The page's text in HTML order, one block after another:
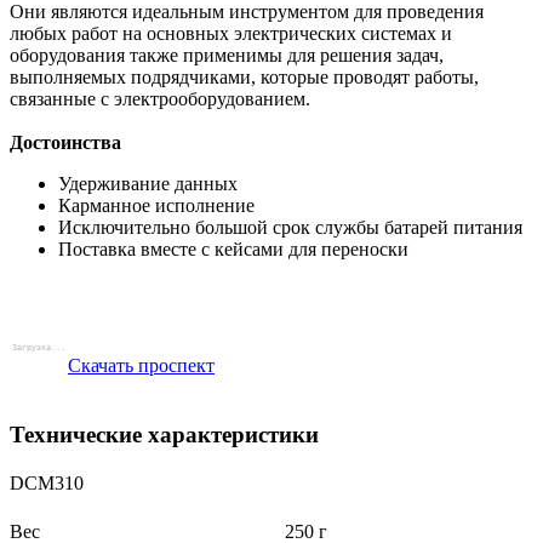
Они являются идеальным инструментом для проведения
любых работ на основных электрических системах и
оборудования также применимы для решения задач,
выполняемых подрядчиками, которые проводят работы,
связанные с электрооборудованием.
Достоинства
Удерживание данных
Карманное исполнение
Исключительно большой срок службы батарей питания
Поставка вместе с кейсами для переноски
Скачать проспект
Технические характеристики
DCM310
Вес
250 г